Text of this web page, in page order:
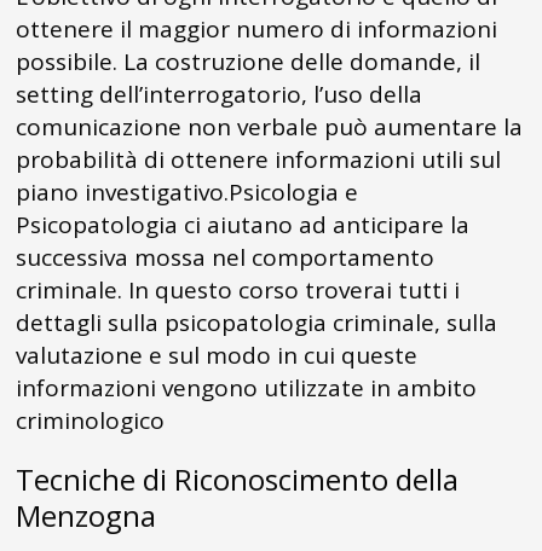
ottenere il maggior numero di informazioni
possibile. La costruzione delle domande, il
setting dell’interrogatorio, l’uso della
comunicazione non verbale può aumentare la
probabilità di ottenere informazioni utili sul
piano investigativo.Psicologia e
Psicopatologia ci aiutano ad anticipare la
successiva mossa nel comportamento
criminale. In questo corso troverai tutti i
dettagli sulla psicopatologia criminale, sulla
valutazione e sul modo in cui queste
informazioni vengono utilizzate in ambito
criminologico
Tecniche di Riconoscimento della
Menzogna